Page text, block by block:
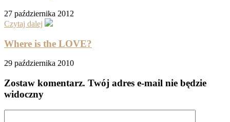
27 października 2012
Czytaj dalej
Where is the LOVE?
29 października 2010
Zostaw komentarz. Twój adres e-mail nie będzie
widoczny